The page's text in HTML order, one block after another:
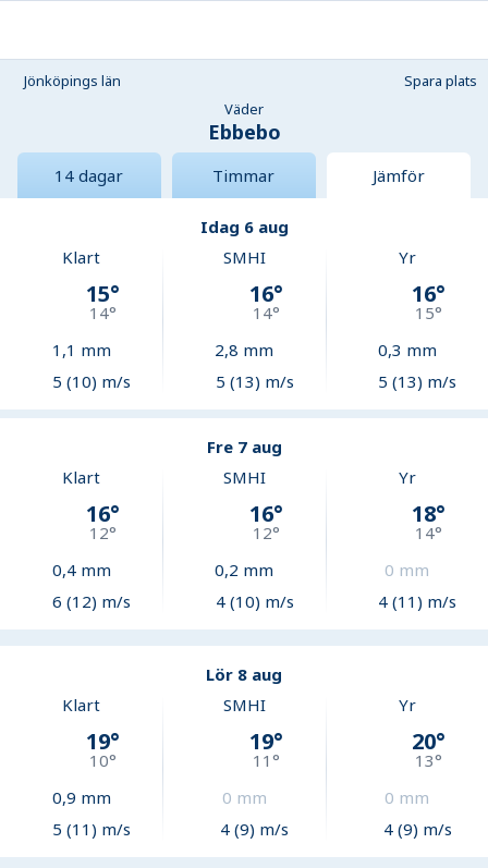
Jönköpings län
Spara plats
Väder
Ebbebo
14 dagar Timmar Jämför
Idag 6 aug
Klart
15°
14°
1,1 mm
5 (10) m/s
SMHI
16°
14°
2,8 mm
5 (13) m/s
Yr
16°
15°
0,3 mm
5 (13) m/s
Fre 7 aug
Klart
16°
12°
0,4mm
6 (12) m/s
SMHI
16°
12°
0,2 mm
4 (10) m/s
Yr
18°
14°
0 mm
4 (11) m/s
Lör 8 aug
Klart
19°
10°
0,9 mm
5 (11) m/s
SMHI
19°
11 °
0 mm
4 (9) m/s
Yr
20°
13°
0 mm
4 (9) m/s